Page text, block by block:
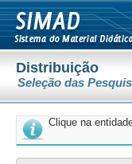
Distribuição
Seleção das
Clique na